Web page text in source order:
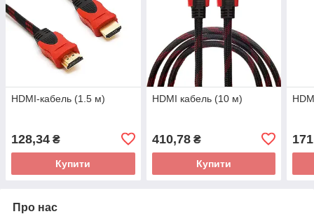
HDMI-кабель (1.5 м)
128,34 ₴
Купити
HDMI кабель (10 м)
410,78₴
Купити
Про нас